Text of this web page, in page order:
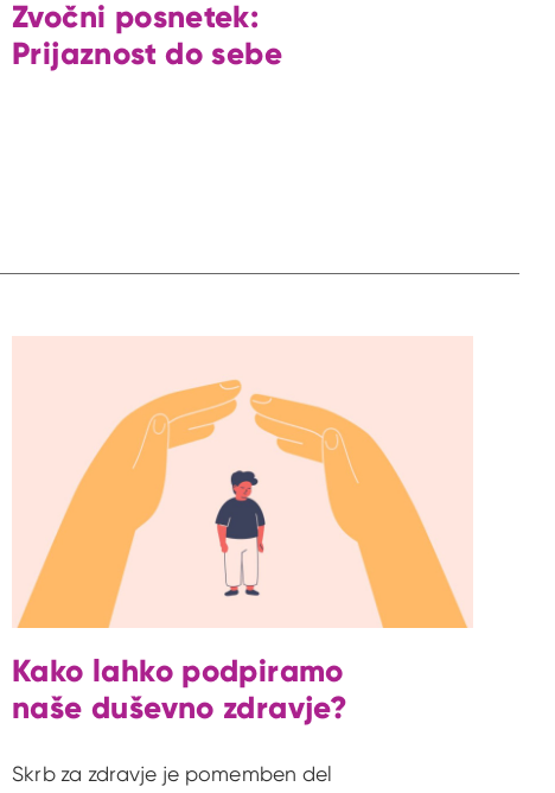
Zvočni posnetek:
Prijaznost do sebe
Kako lahko podpiramo
naše duševno zdravje?
Skrb za zdravje je pomemben del